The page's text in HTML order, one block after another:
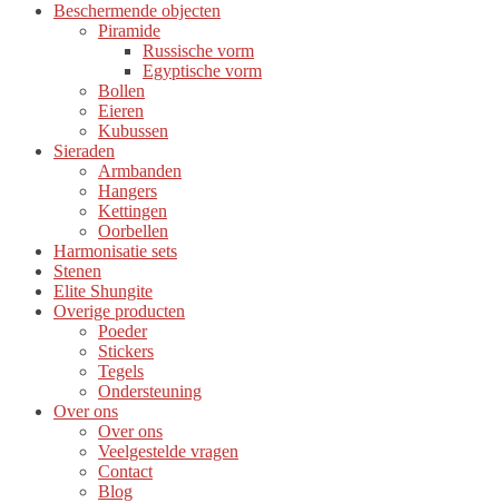
Beschermende objecten
Piramide
Russische vorm
Egyptische vorm
Bollen
Eieren
Kubussen
Sieraden
Armbanden
Hangers
Kettingen
Oorbellen
Harmonisatie sets
Stenen
Elite Shungite
Overige producten
Poeder
Stickers
Tegels
Ondersteuning
Over ons
Over ons
Veelgestelde vragen
Contact
Blog